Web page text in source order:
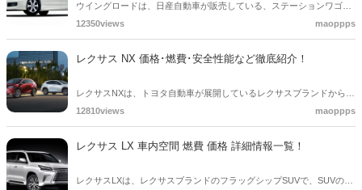
ウイングロードは、日産自動車が販売している、ステーションワゴン
です。日産サニーをベースとして開発されたモデルで、車体の大きさ
広い車内空間を両立しています。またパワフルな走りと優れた環境性
能を兼ね備えています。
12350views maoppps
レクサス NX 価格･燃費･安全性能など徹底紹介！
レクサスNXは、トヨタ自動車が展開しているレクサスブランドから販
売されている中型のクロスオーバーSUV車です。SUV車としては高級
リットルDOHCエンジンが搭載されパワフルな走りが楽しめるSUV車
です。
12810views maoppps
レクサス LX 車内空間 燃費 価格 詳細情報一覧！
レクサスLXは、レクサスブランドのフラッグシップSUVで、SUVの良